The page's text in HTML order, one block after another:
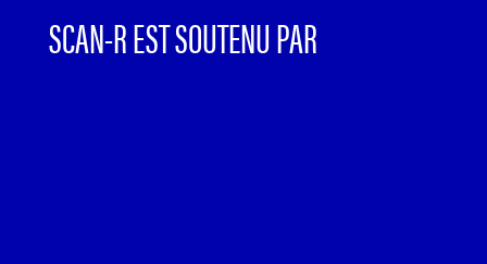
SCAN-R EST SOUTENU PAR